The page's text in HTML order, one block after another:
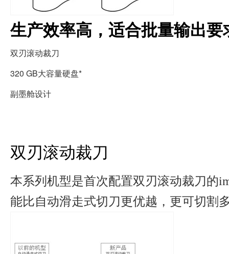
生产效率高，适合批量输出要
双刃滚动裁刀
320 GB大容量硬盘*
副墨舱设计
双刃滚动裁刀
本系列机型是首次配置双刃滚动裁刀的
能比自动滑走式切刀更优越，更可切割